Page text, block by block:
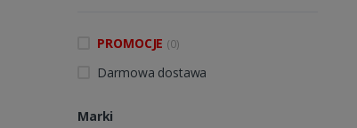
PROMOCJE (0)
Darmowa dostawa
Marki